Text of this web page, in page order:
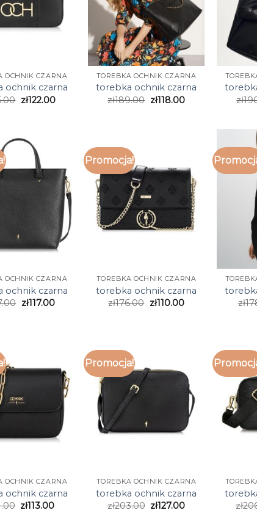
OCHNIK CZARNA
ochnik czarna
zł122.00
TOREBKA OCHNIK CZARNA
torebka ochnik czarna
zł189.00 zł118.00
zł
OCHNIK CZARNA
ochnik czarna
zł117.00
Promocja!
TOREBKA OCHNIK CZARNA
torebka ochnik czarna
zł176.00 zł110.00
zł
OCHNIK CZARNA
ochnik czarna
zł113.00
Promocja!
TOREBKA OCHNIK CZARNA
torebka ochnik czarna
zł203.00 zł127.00
zł